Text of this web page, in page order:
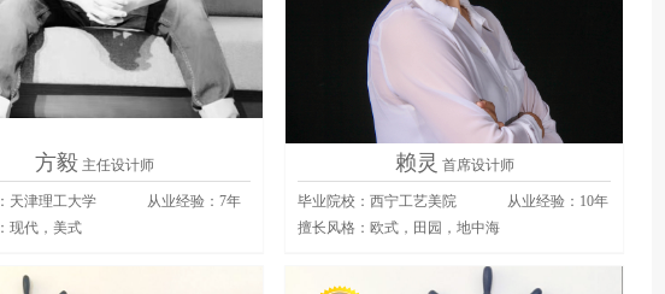
方毅 主任设计师
天津理工大学 从业经验： 7年
现代，美式
赖灵 首席设计师
毕业院校：西宁工艺美院 从业经验： 10年
擅长风格： 欧式，田园，地中海